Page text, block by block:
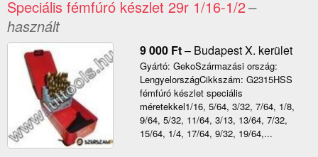
Speciális fémfúró készlet 29r 1/16-1/2–
használt
9 000 Ft– Budapest X. kerület
Gyártó: GekoSzármazási ország:
LengyelországCikkszám: G2315HSS
fémfúró készlet speciális
méretekkel1/16, 5/64, 3/32, 7/64, 1/8,
9/64, 5/32, 11/64, 3/13, 13/64, 7/32,
15/64, 1/4, 17/64, 9/32, 19/64,...